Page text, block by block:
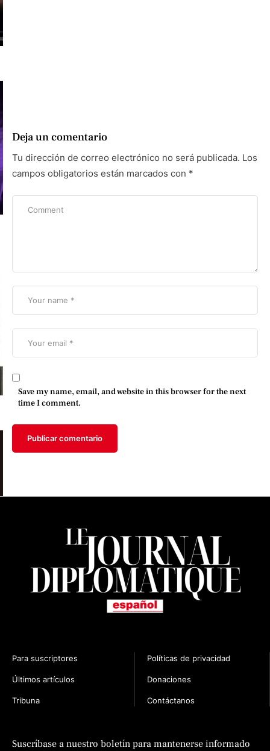
Deja un comentario
Tu dirección de correo electrónico no será publicada. Los
campos obligatorios están marcados con *
Save my name, email, and website in this browser for the next
time I comment.
Para suscriptores
Últimos artículos
Tribuna
Políticas de privacidad
Donaciones
Contáctanos
Suscríbase a nuestro boletín para mantenerse informado